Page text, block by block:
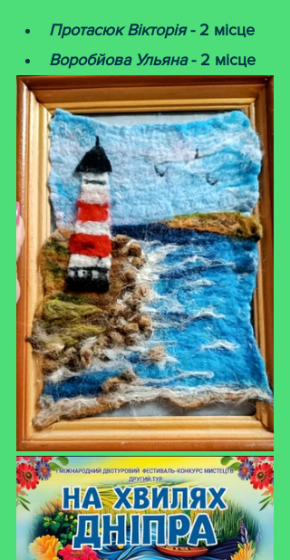
Протасюк Вікторія - 2 місце
Воробйова Ульяна - 2 місце